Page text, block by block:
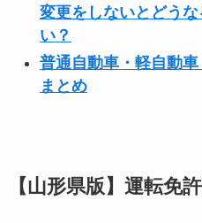
変更をしないとどう
い？
普通自動車・軽自動
まとめ
【山形県版】運転免